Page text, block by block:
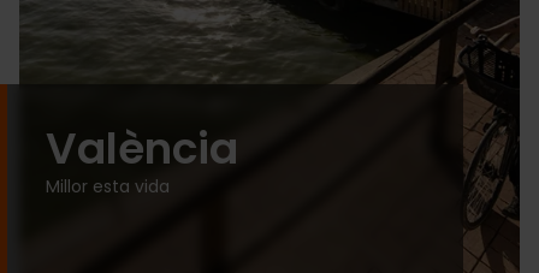
València
Millor esta vida